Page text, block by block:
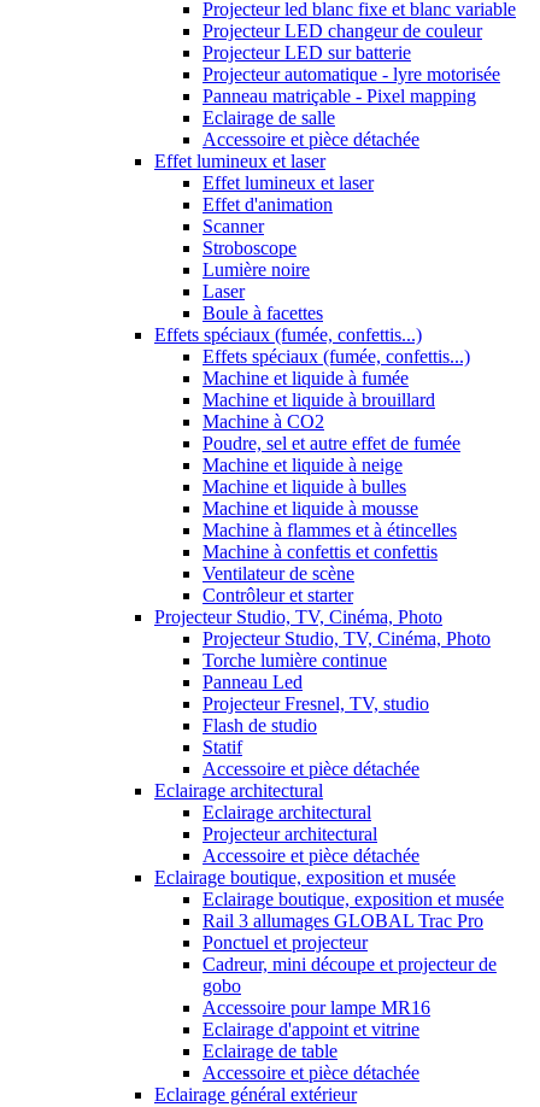
Projecteur led blanc fixe et blanc variable
Projecteur LED changeur de couleur
Projecteur LED sur batterie
Projecteur automatique - lyre motorisée
Panneau matriçable - Pixel mapping
Eclairage de salle
Accessoire et pièce détachée
Effet lumineux et laser
Effet lumineux et laser
Effet d'animation
Scanner
Stroboscope
Lumière noire
Laser
Boule à facettes
Effets spéciaux (fumée, confettis...)
Effets spéciaux (fumée, confettis...)
Machine et liquide à fumée
Machine et liquide à brouillard
Machine à CO2
Poudre, sel et autre effet de fumée
Machine et liquide à neige
Machine et liquide à bulles
Machine et liquide à mousse
Machine à flammes et à étincelles
Machine à confettis et confettis
Ventilateur de scène
Contrôleur et starter
Projecteur Studio, TV, Cinéma, Photo
Projecteur Studio, TV, Cinéma, Photo
Torche lumière continue
Panneau Led
Projecteur Fresnel, TV, studio
Flash de studio
Statif
Accessoire et pièce détachée
Eclairage architectural
Eclairage architectural
Projecteur architectural
Accessoire et pièce détachée
Eclairage boutique, exposition et musée
Eclairage boutique, exposition et musée
Rail 3 allumages GLOBAL Trac Pro
Ponctuel et projecteur
Cadreur, mini découpe et projecteur de
gobo
Accessoire pour lampe MR16
Eclairage d'appoint et vitrine
Eclairage de table
Accessoire et pièce détachée
Eclairage général extérieur